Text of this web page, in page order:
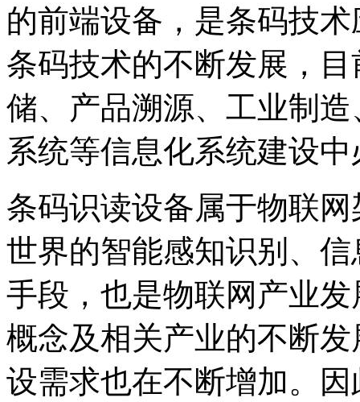
的前端设备，是条码技
条码技术的不断发展，
储、产品溯源、工业制
系统等信息化系统建设
条码识读设备属于物联
世界的智能感知识别、
手段，也是物联网产业
概念及相关产业的不断
设需求也在不断增加。